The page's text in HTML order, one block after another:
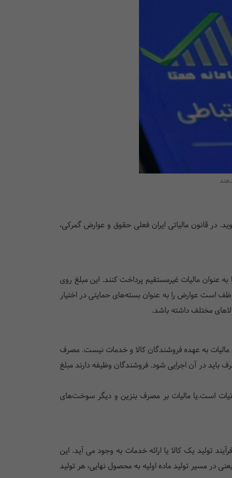
در قانون مالیاتی ایران فعلی حقوق و عوارض گمرکی،
عنوان مالیات غیرمستقیم پرداخت کنند. این مبلغ روی
است عوارض را به عنوان بسته‌های حمایتی در اختیار
مختلف داشته باشد.
مالیات به عهده فروشندگان کالا و خدمات نیست. مصرف
در آن اجرایی شود. فروشندگان وظیفه دارند مبلغ
است.یا مالیات بر مصرف بنزین و دیگر سوخت‌های
تولید یک کالا یا ارائه خدمات به وجود می آید. این
در مسیر تولید ماده اولیه به محصول نهایی، هر تولید